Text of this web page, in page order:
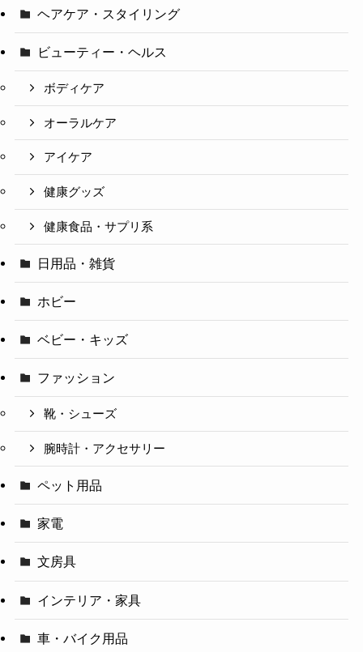
ヘアケア・スタイリング
ビューティー・ヘルス
ボディケア
オーラルケア
アイケア
健康グッズ
健康食品・サプリ系
日用品・雑貨
ホビー
ベビー・キッズ
ファッション
靴・シューズ
腕時計・アクセサリー
ペット用品
家電
文房具
インテリア・家具
車・バイク用品